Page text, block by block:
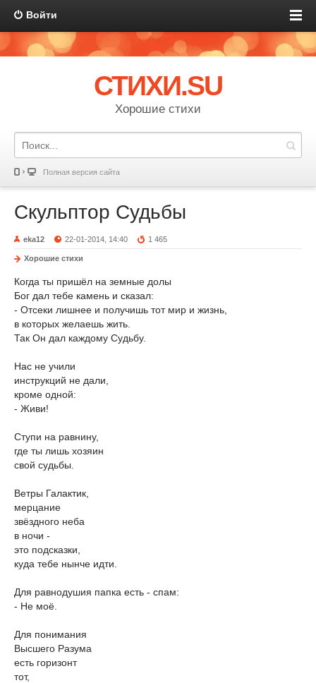
Войти
СТИХИ.SU
Хорошие стихи
Полная версия сайта
Скульптор Судьбы
eka12 22-01-2014, 14:40 1 465
Хорошие стихи
Когда ты пришёл на земные долы
Бог дал тебе камень и сказал:
- Отсеки лишнее и получишь тот мир и жизнь,
в которых желаешь жить.
Так Он дал каждому Судьбу.
Нас не учили
инструкций не дали,
кроме одной:
- Живи!
Ступи на равнину,
где ты лишь хозяин
свой судьбы.
Ветры Галактик,
мерцание
звёздного неба
в ночи -
это подсказки,
куда тебе нынче идти.
Для равнодушия папка есть - спам:
- Не моё.
Для понимания
Высшего Разума
есть горизонт
тот,